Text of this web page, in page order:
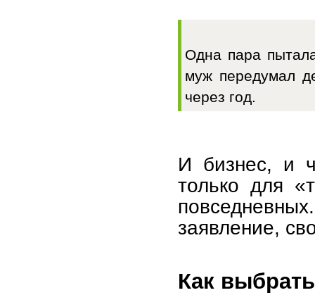
Одна пара
муж передумал
через год.
И бизнес, и
только для
заявление,
Как